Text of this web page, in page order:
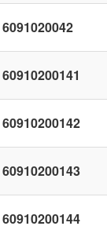
6091020042
60910200141
60910200142
60910200143
60910200144